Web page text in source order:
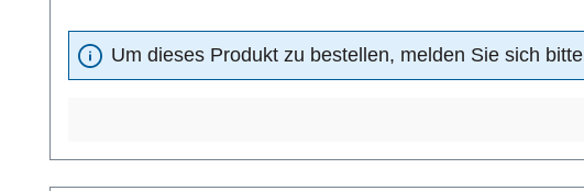
Um dieses Produkt zu bestellen, melden Sie sich bitte